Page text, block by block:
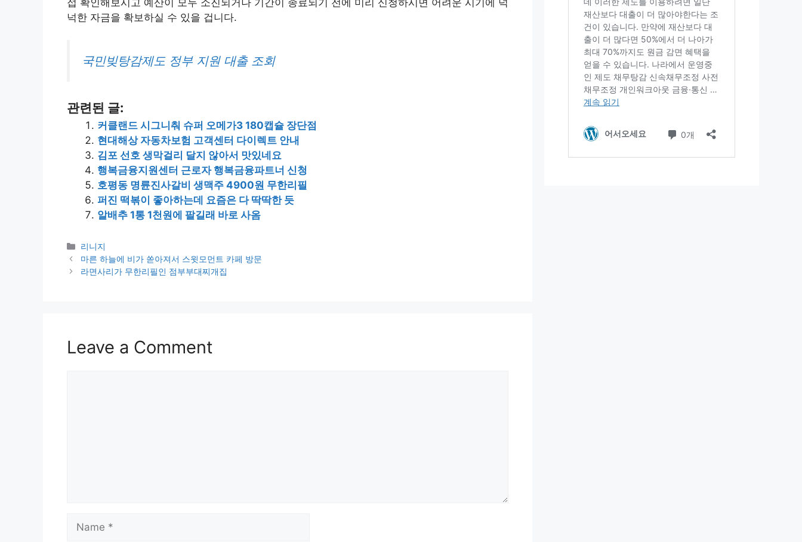
넉한 자금을 확보하실 수 있을 겁니다.
국민빚탕감제도 정부 지원 대출 조회
관련된 글:
커클랜드 시그니춰 슈퍼 오메가3 180캡슐 장단점
현대해상 자동차보험 고객센터 다이렉트 안내
김포 선호 생막걸리 달지 않아서 맛있네요
행복금융지원센터 근로자 행복금융파트너 신청
호평동 명륜진사갈비 생맥주 4900원 무한리필
퍼진 떡볶이 좋아하는데 요즘은 다 딱딱한 듯
알배추 1통 1천원에 팔길래 바로 사옴
Categories
리니지
마른 하늘에 비가 쏟아져서 스윗모먼트 카페 방문
라면사리가 무한리필인 점부부대찌개집
Leave a Comment